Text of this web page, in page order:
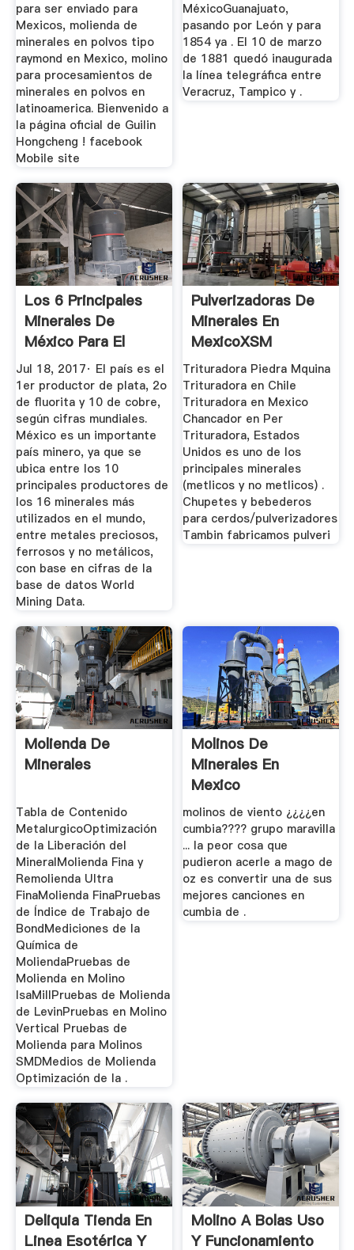
para ser enviado para
Mexicos, molienda de
minerales en polvos tipo
raymond en Mexico, molino
para procesamientos de
minerales en polvos en
latinoamerica. Bienvenido a
la página oficial de Guilin
Hongcheng ! facebook
Mobile site
MéxicoGuanajuato,
pasando por León y para
1854 ya . El 10 de marzo
de 1881 quedó inaugurada
la línea telegráfica entre
Veracruz, Tampico y .
Los 6 Principales
Minerales De
México Para El
Mundo
Jul 18, 2017· El país es el
1er productor de plata, 2o
de fluorita y 10 de cobre,
según cifras mundiales.
México es un importante
país minero, ya que se
ubica entre los 10
principales productores de
los 16 minerales más
utilizados en el mundo,
entre metales preciosos,
ferrosos y no metálicos,
con base en cifras de la
base de datos World
Mining Data.
Pulverizadoras De
Minerales En
MexicoXSM
Trituradora De ...
Trituradora Piedra Mquina
Trituradora en Chile
Trituradora en Mexico
Chancador en Per
Trituradora, Estados
Unidos es uno de los
principales minerales
(metlicos y no metlicos) .
Chupetes y bebederos
para cerdos/pulverizadores
Tambin fabricamos pulveri
Molienda De
Minerales
Tabla de Contenido
MetalurgicoOptimización
de la Liberación del
MineralMolienda Fina y
Remolienda Ultra
FinaMolienda FinaPruebas
de Índice de Trabajo de
BondMediciones de la
Química de
MoliendaPruebas de
Molienda en Molino
IsaMillPruebas de Molienda
de LevinPruebas en Molino
Vertical Pruebas de
Molienda para Molinos
SMDMedios de Molienda
Optimización de la .
Molinos De
Minerales En
Mexico
molinos de viento ¿¿¿¿en
cumbia???? grupo maravilla
... la peor cosa que
pudieron acerle a mago de
oz es convertir una de sus
mejores canciones en
cumbia de .
Deliquia Tienda En
Linea Esotérica Y
Molino A Bolas Uso
Y Funcionamiento